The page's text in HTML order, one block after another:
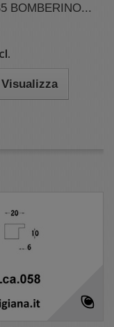
BOMBERINO...
Visualizza